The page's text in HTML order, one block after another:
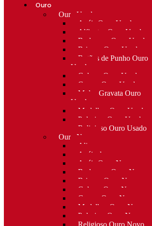
Ouro
Ouro Usado
Anéis Ouro Usado
Alfinetes Ouro Usado
Berloques Ouro Usado
Brincos Ouro Usado
Botões de Punho Ouro
Usado
Colares Ouro Usado
Cruzes Ouro Usado
Molas Gravata Ouro
Usado
Medalhas Ouro Usado
Pulseiras Ouro Usado
Religioso Ouro Usado
Ouro Novo
Alianças
Anéis de curso
Anéis Ouro Novo
Berloques Ouro Novo
Brincos Ouro Novo
Colares Ouro Novo
Cruzes Ouro Novo
Medalhas Ouro Novo
Pulseiras Ouro Novo